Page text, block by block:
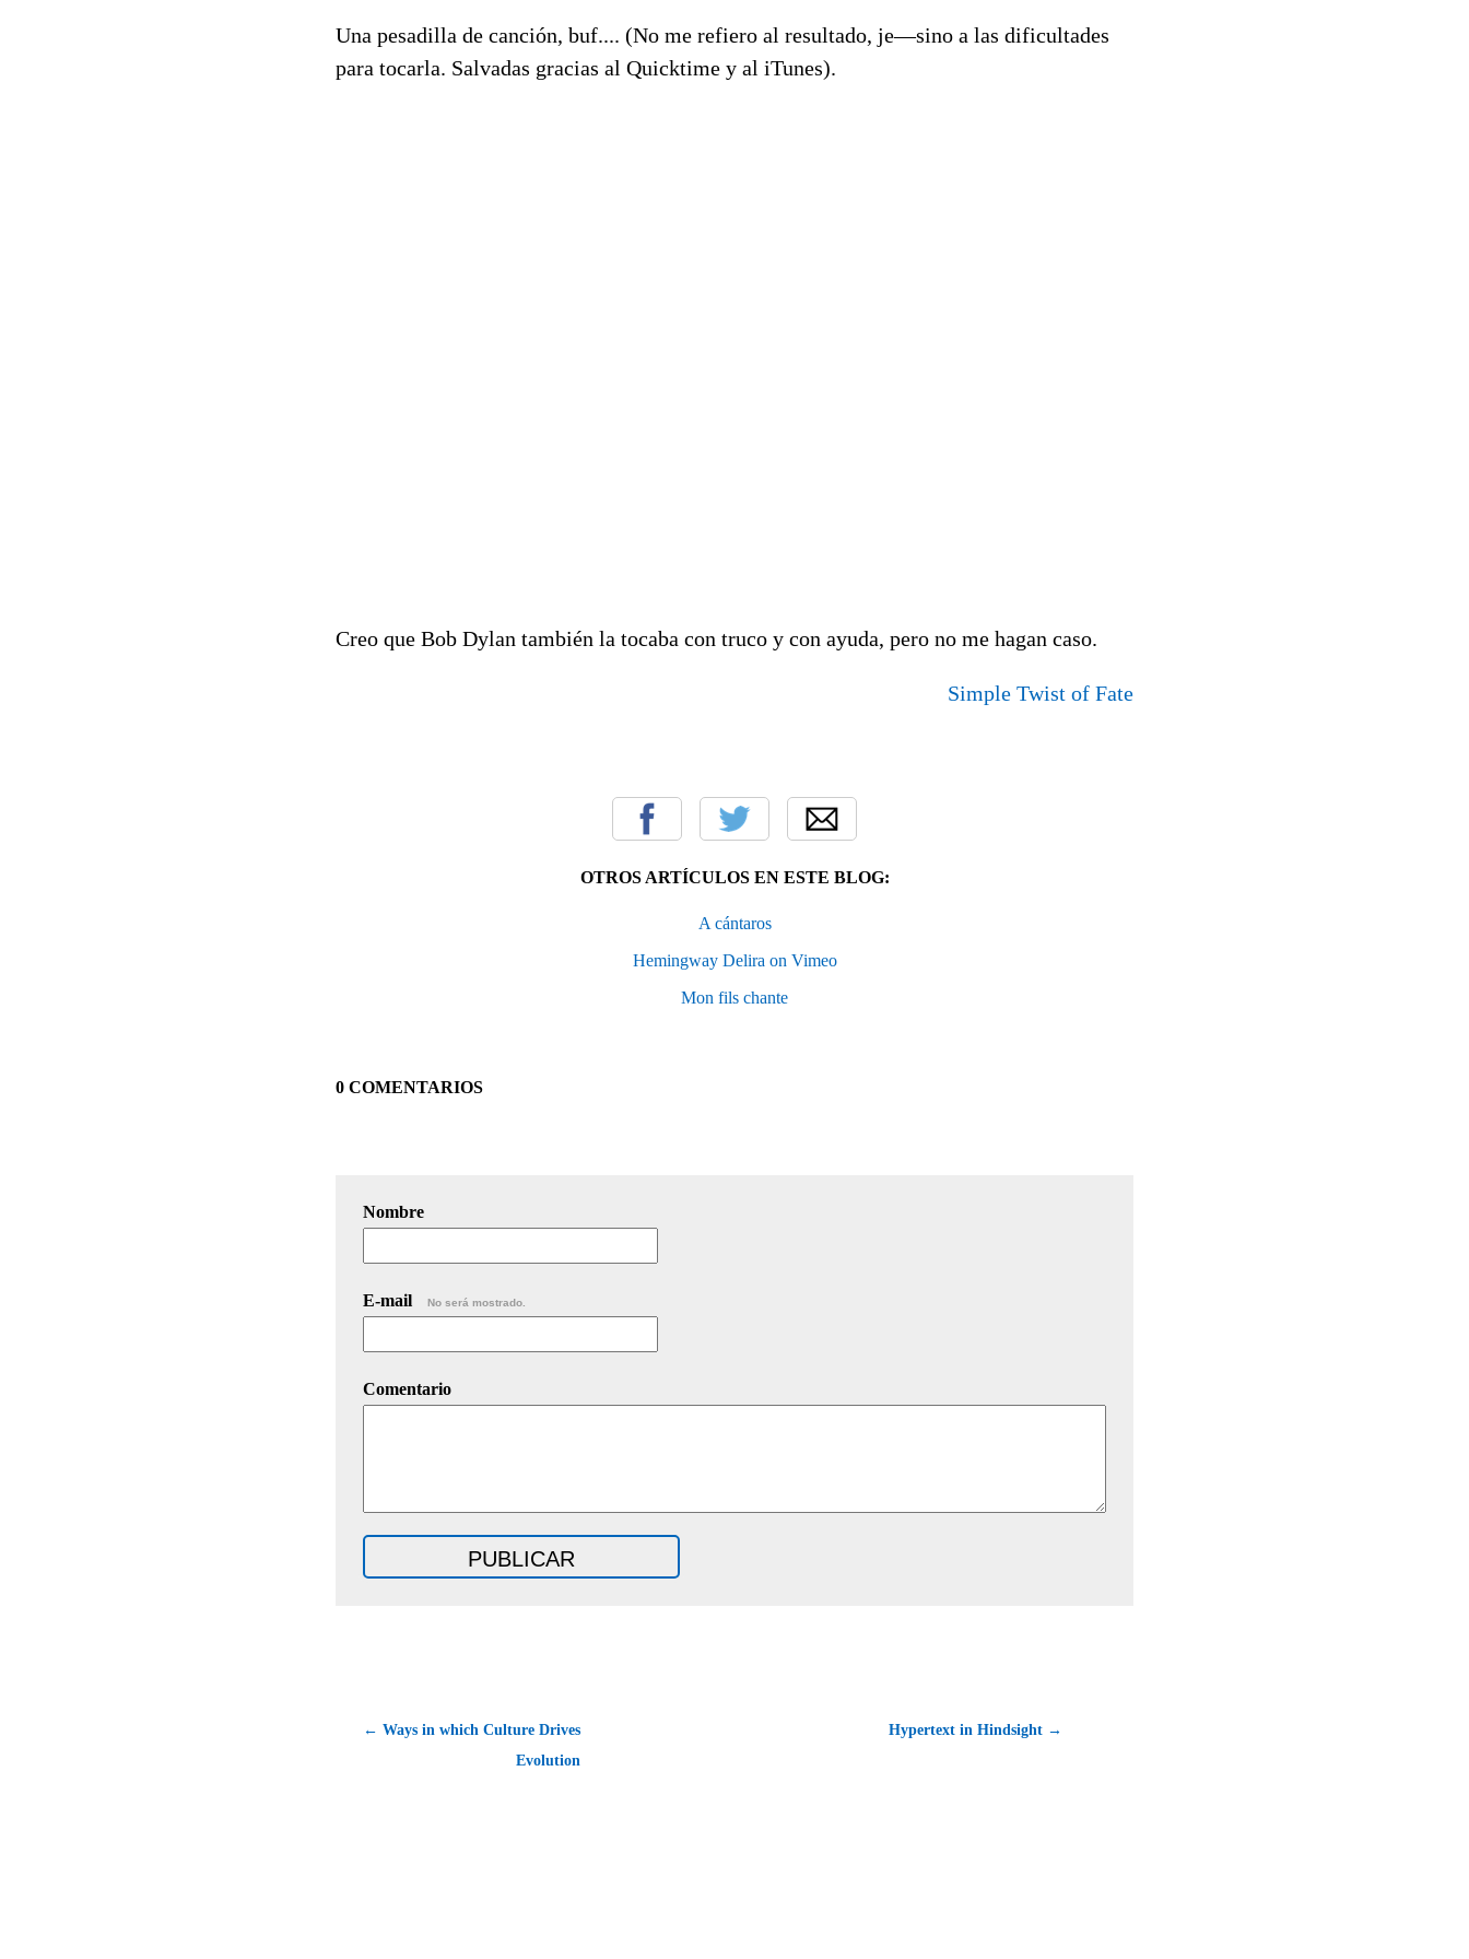
Una pesadilla de canción, buf.... (No me refiero al resultado, je—sino a las dificultades
para tocarla. Salvadas gracias al Quicktime y al iTunes).
Creo que Bob Dylan también la tocaba con truco y con ayuda, pero no me hagan caso.
Simple Twist of Fate
OTROS ARTÍCULOS EN ESTE BLOG:
A cántaros
Hemingway Delira on Vimeo
Mon fils chante
0 COMENTARIOS
Nombre
E-mail No será mostrado.
Comentario
← Ways in which Culture Drives
Evolution
Hypertext in Hindsight →